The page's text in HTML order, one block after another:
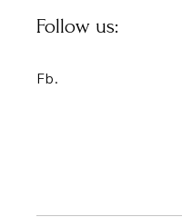
Follow us:
Fb.